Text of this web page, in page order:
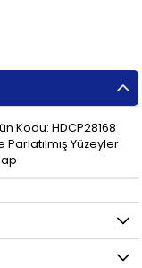
Kodu: HDCP28168
Yüzeyler